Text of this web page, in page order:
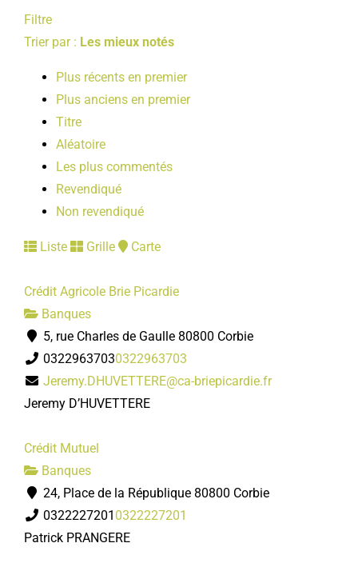
Filtre
Trier par : Les mieux notés
Plus récents en premier
Plus anciens en premier
Titre
Aléatoire
Les plus commentés
Revendiqué
Non revendiqué
Liste Grille Carte
Crédit Agricole Brie Picardie
Banques
5, rue Charles de Gaulle 80800 Corbie
03229637030322963703
Jeremy.DHUVETTERE@ca-briepicardie.fr
Jeremy D’HUVETTERE
Crédit Mutuel
Banques
24, Place de la République 80800 Corbie
0322227201 0322227201
Patrick PRANGERE